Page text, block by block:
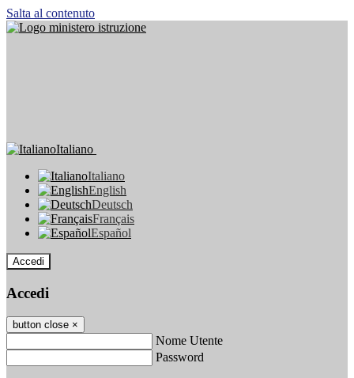
Salta al contenuto
Italiano
Italiano
English
Deutsch
Français
Español
Accedi
Accedi
button close ×
Nome Utente
Password